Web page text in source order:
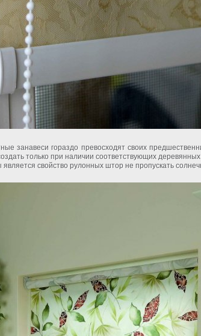
занавеси гораздо превосходят своих
только при наличии соответствующих
свойство рулонных штор не пропускать